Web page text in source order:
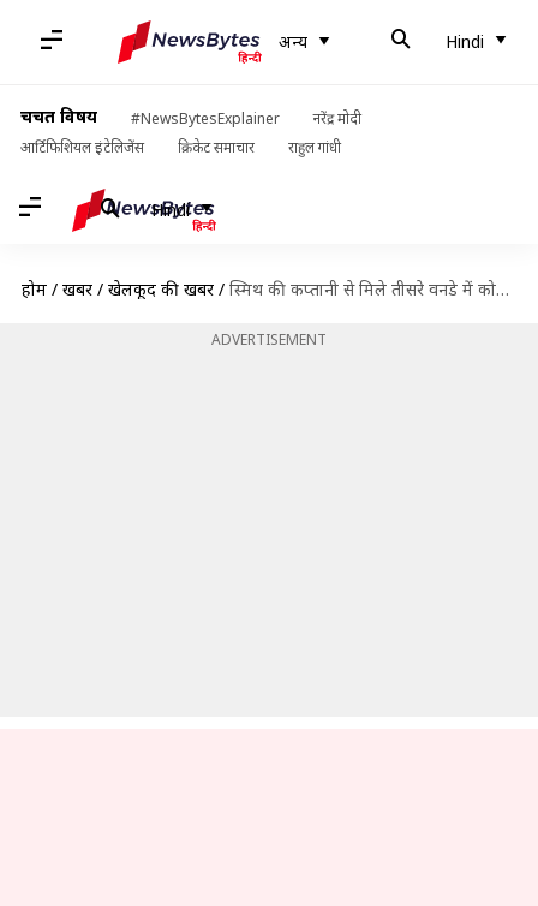
अन्य Hindi
चर्चित विषय #NewsBytesExplainer
नरेंद्र मोदी
आर्टिफिशियल इंटेलिजेंस
क्रिकेट समाचार राहुल गांधी
Hindi
होम / खबरें / खेलकूद की खबरें / स्मिथ की कप्तानी से मिले तीसरे वनडे में कोहली और हार्दिक के विकेट, अश्विन का विश्लेषण
ADVERTISEMENT